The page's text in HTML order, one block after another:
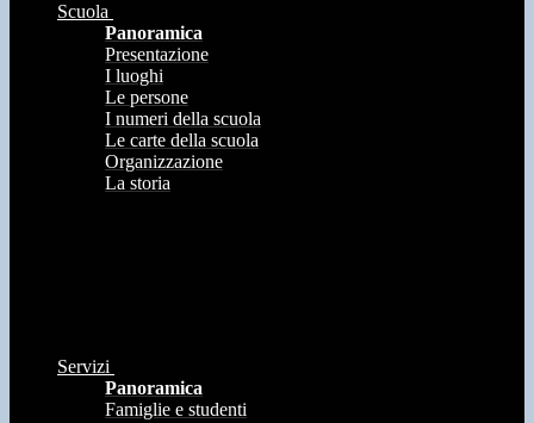
Scuola
Panoramica
Presentazione
I luoghi
Le persone
I numeri della scuola
Le carte della scuola
Organizzazione
La storia
Servizi
Panoramica
Famiglie e studenti